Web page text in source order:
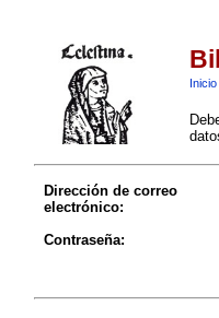
Inicio
Dirección de correo
electrónico:
Contraseña: